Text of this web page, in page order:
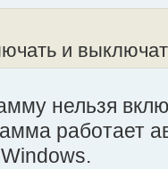
и
нельзя
работает